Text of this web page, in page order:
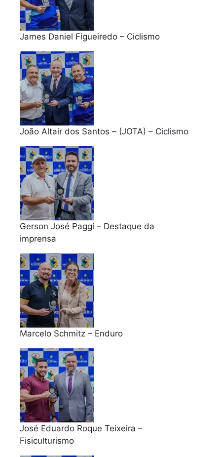
James Daniel Figueiredo – Ciclismo
João Altair dos Santos – (JOTA) – Ciclismo
Gerson José Paggi – Destaque da
imprensa
Marcelo Schmitz – Enduro
José Eduardo Roque Teixeira –
Fisiculturismo